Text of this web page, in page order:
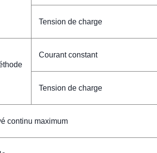
Tension de charge
Courant constant
Tension de charge
continu maximum